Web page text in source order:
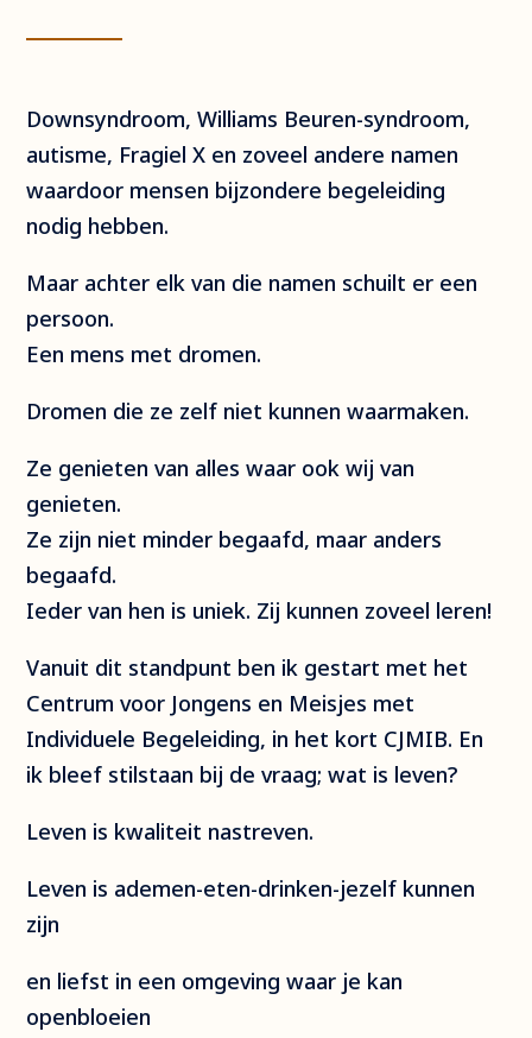
Downsyndroom, Williams Beuren-syndroom,
autisme, Fragiel X en zoveel andere namen
waardoor mensen bijzondere begeleiding
nodig hebben.
Maar achter elk van die namen schuilt er een
persoon.
Een mens met dromen.
Dromen die ze zelf niet kunnen waarmaken.
Ze genieten van alles waar ook wij van
genieten.
Ze zijn niet minder begaafd, maar anders
begaafd.
Ieder van hen is uniek. Zij kunnen zoveel leren!
Vanuit dit standpunt ben ik gestart met het
Centrum voor Jongens en Meisjes met
Individuele Begeleiding, in het kort CJMIB. En
ik bleef stilstaan bij de vraag; wat is leven?
Leven is kwaliteit nastreven.
Leven is ademen-eten-drinken-jezelf kunnen
zijn
en liefst in een omgeving waar je kan
openbloeien